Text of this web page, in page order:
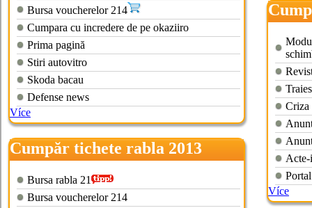
Bursa voucherelor 214
Cumpara cu incredere de pe okaziiro
Prima pagină
Stiri autovitro
Skoda bacau
Defense news
Více
Cumpăr tichete rabla 2013
Bursa rabla 21
Bursa voucherelor 214
Criza
Více